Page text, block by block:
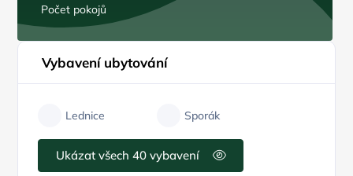
Počet pokojů
Vybavení ubytování
Lednice Sporák
Ukázat všech 40 vybavení